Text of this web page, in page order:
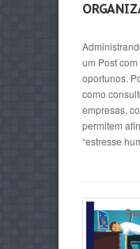
um Post
oportunos.
como
empresas,
permitem
“estresse